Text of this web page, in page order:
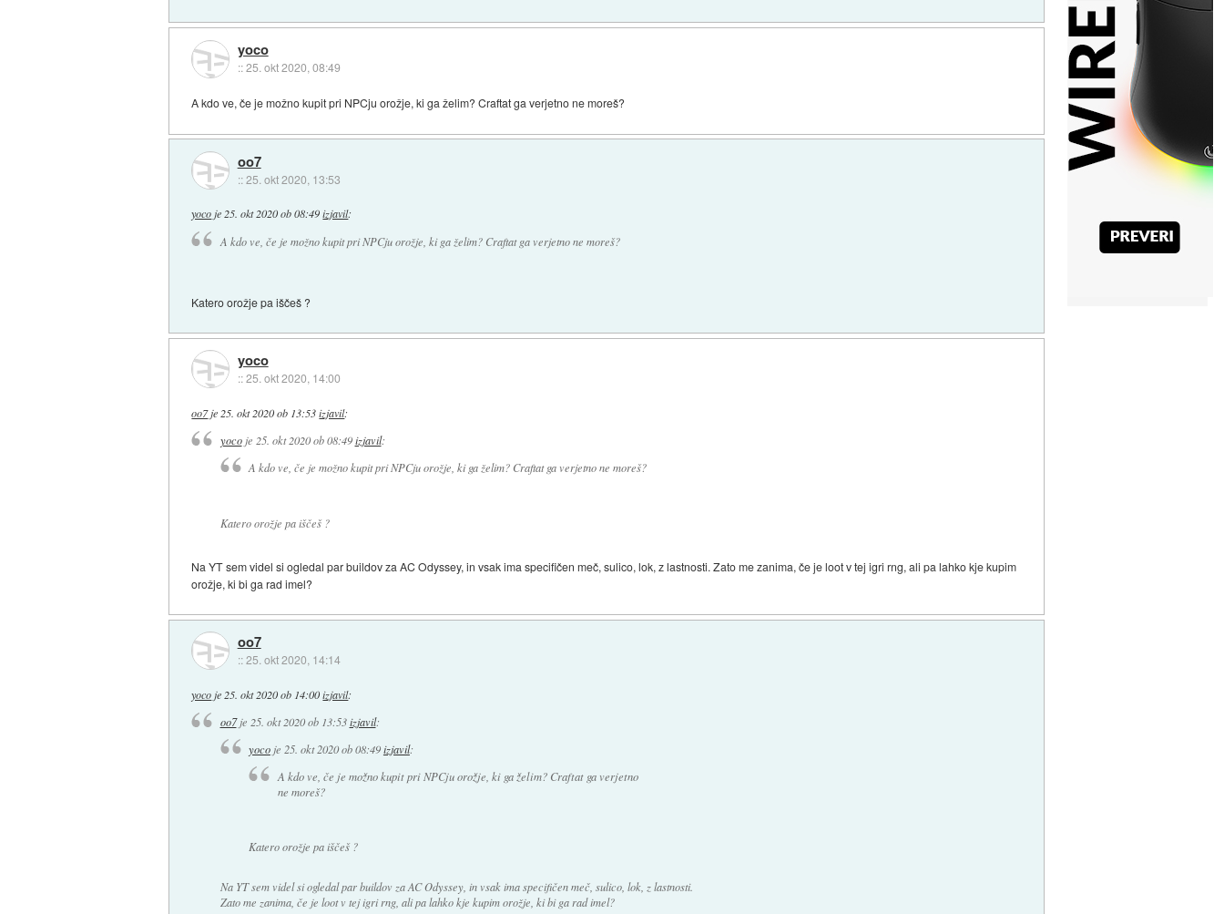
yoco
::25. okt 2020, 08:49
A kdo ve, če je možno kupit pri NPCju orožje, ki ga želim? Craftat ga verjetno ne moreš?
oo7
::25. okt 2020, 13:53
yocoje25. okt 2020 ob 08:49 izjavil:
A kdo ve, če je možno kupit pri NPCju orožje, ki ga želim? Craftat ga verjetno ne moreš?
Katero orožje pa iščeš ?
yoco
::25. okt 2020, 14:00
oo7je 25. okt 2020 ob 13:53 izjavil:
yocoje 25. okt 2020 ob 08:49 izjavil:
A kdo ve, če je možno kupit pri NPCju orožje, ki ga želim? Craftat ga verjetno ne moreš?
Katero orožje pa iščeš ?
Na YT sem videl si ogledal par buildov za AC Odyssey, in vsak ima specifičen meč, sulico, lok, z lastnosti. Zato me zanima, če je loot v tej igri rng, ali pa lahko kje kupim
orožje, ki bi ga rad imel?
oo7
::25. okt 2020, 14:14
yoco je 25. okt 2020 ob 14:00 izjavil:
oo7je 25. okt 2020 ob 13:53 izjavil:
yocoje 25. okt 2020 ob 08:49izjavil:
A kdo ve, če je možno kupit pri NPCju orožje, ki ga želim? Craftat ga verjetno
ne moreš?
Katero orožje pa iščeš ?
Na YT sem videl si ogledal par buildov za AC Odyssey, in vsak ima specifičen meč, sulico, lok, z lastnosti.
Zato me zanima, če je loot v tej igri rng, ali pa lahko kje kupim orožje, ki bi ga rad imel?